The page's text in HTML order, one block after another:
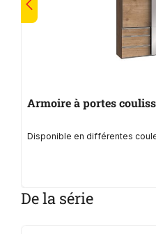
Armoire à portes
Disponible en différentes
De la série